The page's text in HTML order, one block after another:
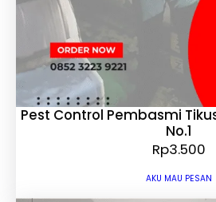
Pest Control Pembasmi
No.1
Rp3.500
AKU MAU PESAN